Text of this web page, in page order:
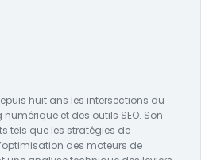
huit ans les intersections du
et des outils SEO. Son
tels que les stratégies de
des moteurs de